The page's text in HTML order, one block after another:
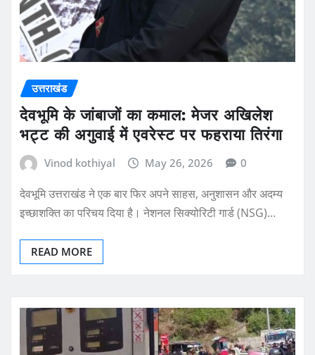
उत्तराखंड
देवभूमि के जांबाजों का कमाल: मेजर अखिलेश
भट्ट की अगुवाई में एवरेस्ट पर फहराया तिरंगा
Vinod kothiyal May 26, 2026 0
देवभूमि उत्तराखंड ने एक बार फिर अपने साहस, अनुशासन और अदम्य
इच्छाशक्ति का परिचय दिया है। नेशनल सिक्योरिटी गार्ड (NSG)…
READ MORE